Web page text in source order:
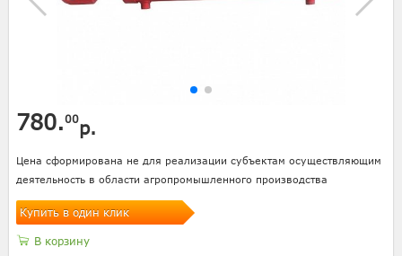
780.00р.
Цена сформирована не для реализации субъектам осуществляющим
деятельность в области агропромышленного производства
Купить в один клик
В корзину